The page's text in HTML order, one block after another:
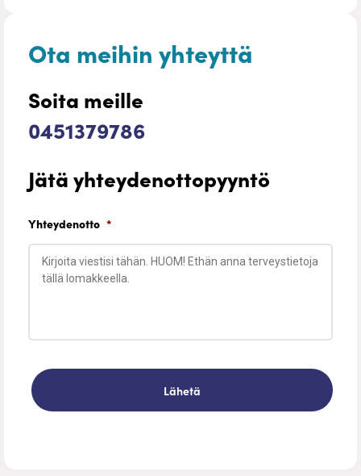
Ota meihin yhteyttä
Soita meille
0451379786
Jätä yhteydenottopyyntö
Yhteydenotto *